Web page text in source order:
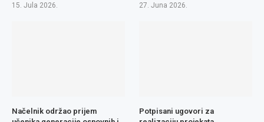
15. Jula 2026. 27. Juna 2026.
Načelnik održao prijem
Potpisani ugovori za